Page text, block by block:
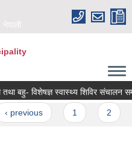
नेपाली
विशेषज्ञ स्वास्थ्य शिविर संचालन सम्बन्धी
||